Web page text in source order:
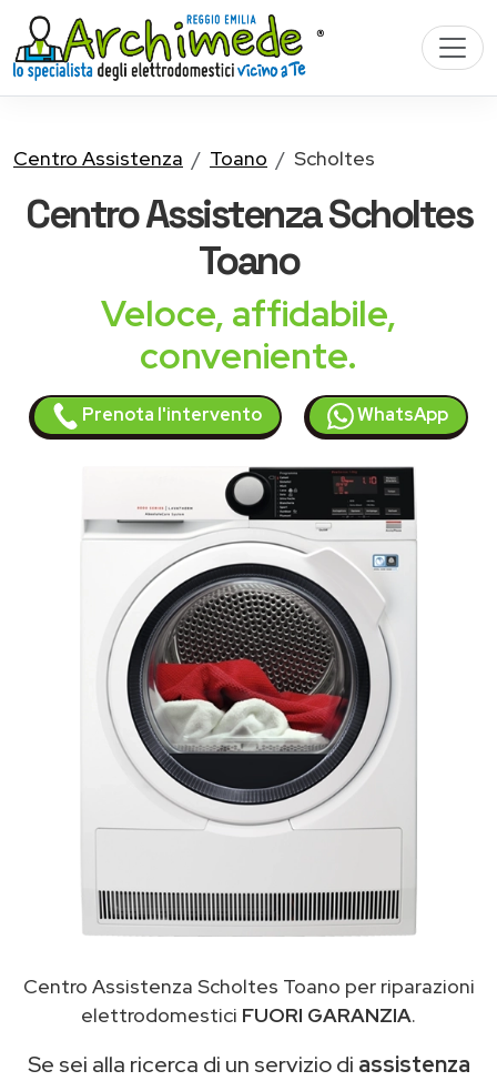
Centro Assistenza Toano Scholtes
Centro AssistenzaScholtes
Toano
Veloce, affidabile,
conveniente.
Prenota l'intervento WhatsApp
Centro Assistenza Scholtes Toano per riparazioni
elettrodomestici FUORI GARANZIA.
Se sei alla ricerca di un servizio di assistenza